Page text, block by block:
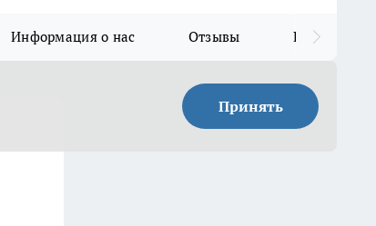
Информация о нас Отзывы Прайс для
Принять